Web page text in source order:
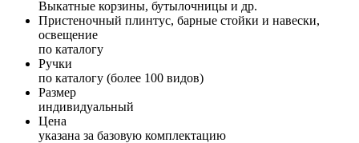
Выкатные корзины, бутылочницы и др.
Пристеночный плинтус, барные стойки и навески,
освещение
по каталогу
Ручки
по каталогу (более 100 видов)
Размер
индивидуальный
Цена
указана за базовую комплектацию